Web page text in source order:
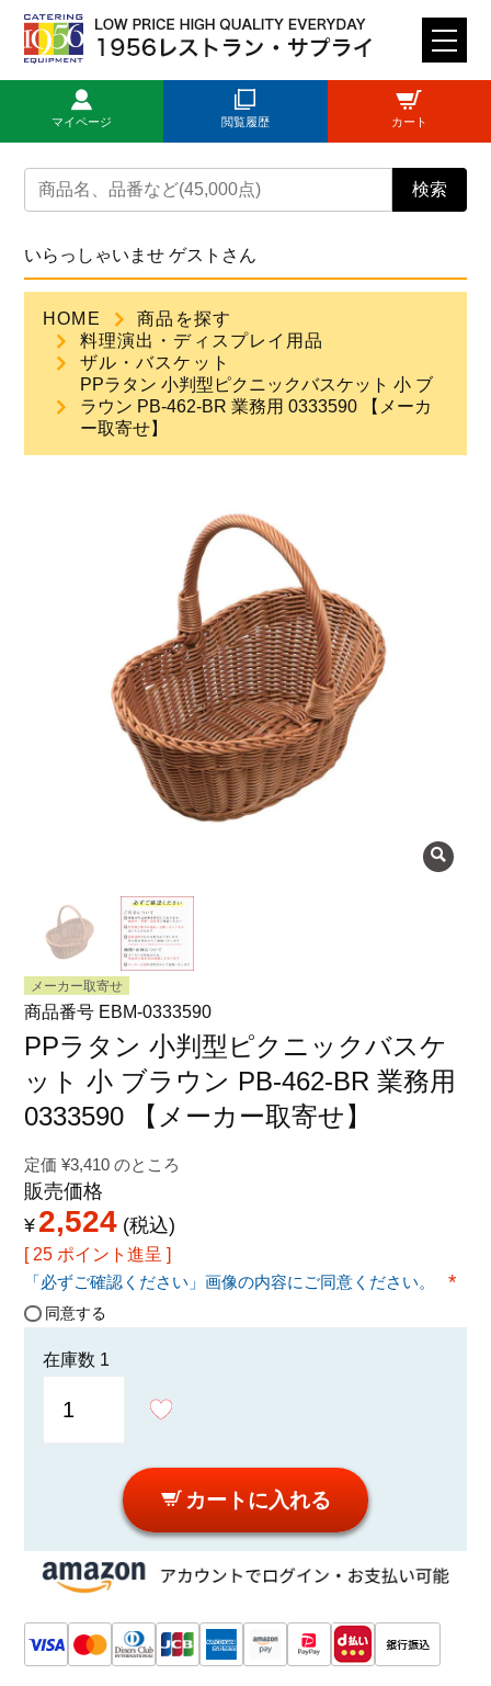
M
E
U
検索
マイページ 閲覧履歴 カート
トップページ
新規登録
商品一覧
ご利用ガイド
OEMについて
Instagram
プライバシーポリシー
特定商取引法に関する表示
いらっしゃいませ ゲストさん
HOME
商品を探す
料理演出・ディスプレイ用品
ザル・バスケット
PPラタン 小判型ピクニックバスケット 小 ブ
ラウン PB-462-BR 業務用 0333590 【メーカ
ー取寄せ】
メーカー取寄せ
商品番号 EBM-0333590
PPラタン 小判型ピクニックバスケ
ット 小 ブラウン PB-462-BR 業務用
0333590 【メーカー取寄せ】
定価 ¥3,410 のところ
販売価格
¥ 2,524 税込
25 ポイント進呈 ]
「必ずご確認ください」画像の内容にご同意ください。
同意する
在庫数 1
カートに入れる